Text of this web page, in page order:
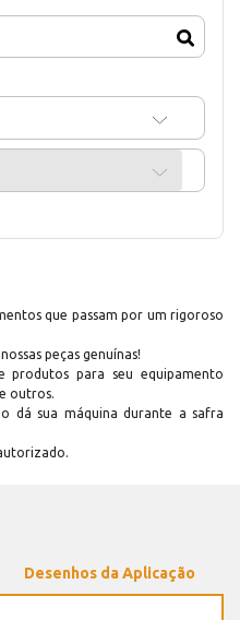
que passam por um rigoroso
peças genuínas!
produtos para seu equipamento
outros.
dá sua máquina durante a safra
Desenhos da Aplicação